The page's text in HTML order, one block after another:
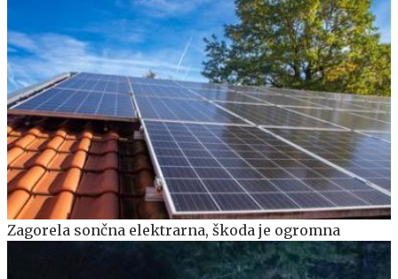
Zagorela sončna elektrarna, škoda je ogromna